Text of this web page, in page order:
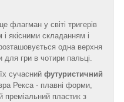
флагман у світі тригерів
якісними складанням і
одна верхня
гри в чотири пальці.
сучасний футуристичний
Рекса - плавні форми,
преміальний пластик з